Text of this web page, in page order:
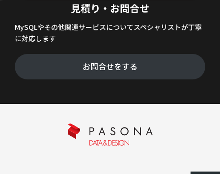
見積り・お問合せ
MySQLやその他関連サービスについてスペシャリストが丁寧
に対応します
お問合せをする